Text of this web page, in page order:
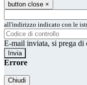
button close ×
all'indirizzo indicato con le
E-mail inviata, si prega di
Errore
Chiudi